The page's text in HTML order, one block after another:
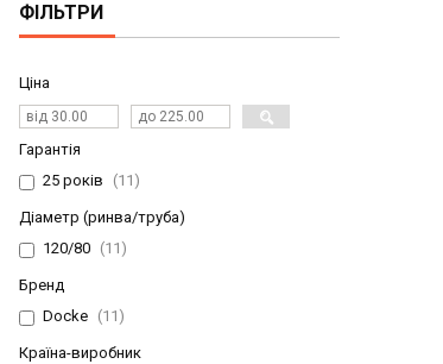
ФІЛЬТРИ
Ціна
Гарантія
25 років
11
Діаметр (ринва/труба)
120/80
11
Бренд
Docke
11
Країна-виробник